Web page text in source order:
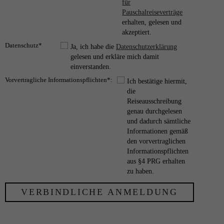
für
Pauschalreiseverträge
erhalten, gelesen und
akzeptiert.
Datenschutz*
Ja, ich habe die Datenschutzerklärung
gelesen und erkläre mich damit
einverstanden.
Vorvertragliche Informationspflichten*:
Ich bestätige hiermit,
die
Reiseausschreibung
genau durchgelesen
und dadurch sämtliche
Informationen gemäß
den vorvertraglichen
Informationspflichten
aus §4 PRG erhalten
zu haben.